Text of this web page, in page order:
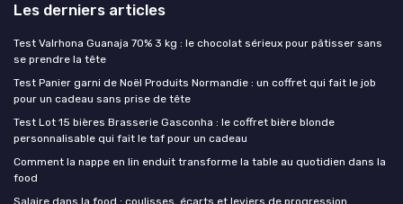
Les derniers articles
Test Valrhona Guanaja 70% 3 kg : le chocolat sérieux pour pâtisser sans
se prendre la tête
Test Panier garni de Noël Produits Normandie : un coffret qui fait le job
pour un cadeau sans prise de tête
Test Lot 15 bières Brasserie Gasconha : le coffret bière blonde
personnalisable qui fait le taf pour un cadeau
Comment la nappe en lin enduit transforme la table au quotidien dans la
food
Salaire dans la food : coulisses, écarts et leviers de progression